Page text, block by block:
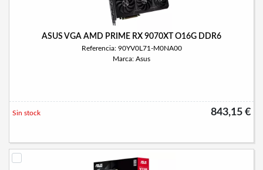
ASUS VGA AMD PRIME RX 9070XT O16G DDR6
Referencia: 90YV0L71-M0NA00
Marca: Asus
843,15 €
Sin stock